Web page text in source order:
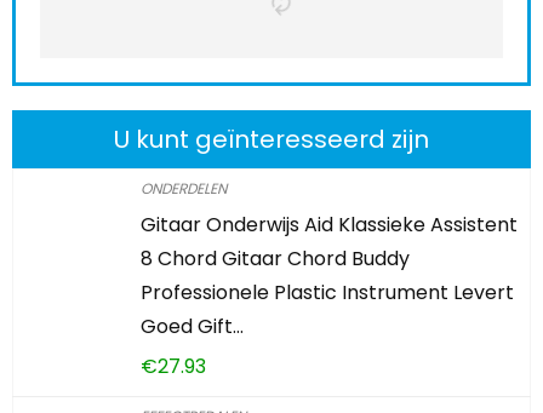
U kunt geïnteresseerd zijn
ONDERDELEN
Gitaar Onderwijs Aid Klassieke Assistent
8 Chord Gitaar Chord Buddy
Professionele Plastic Instrument Levert
Goed Gift…
€27.93